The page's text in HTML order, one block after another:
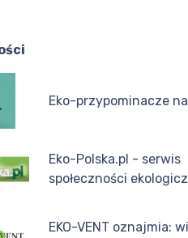
Eko-przypominacze
Eko-Polska.pl - serwis
społeczności
EKO-VENT oznajmia: